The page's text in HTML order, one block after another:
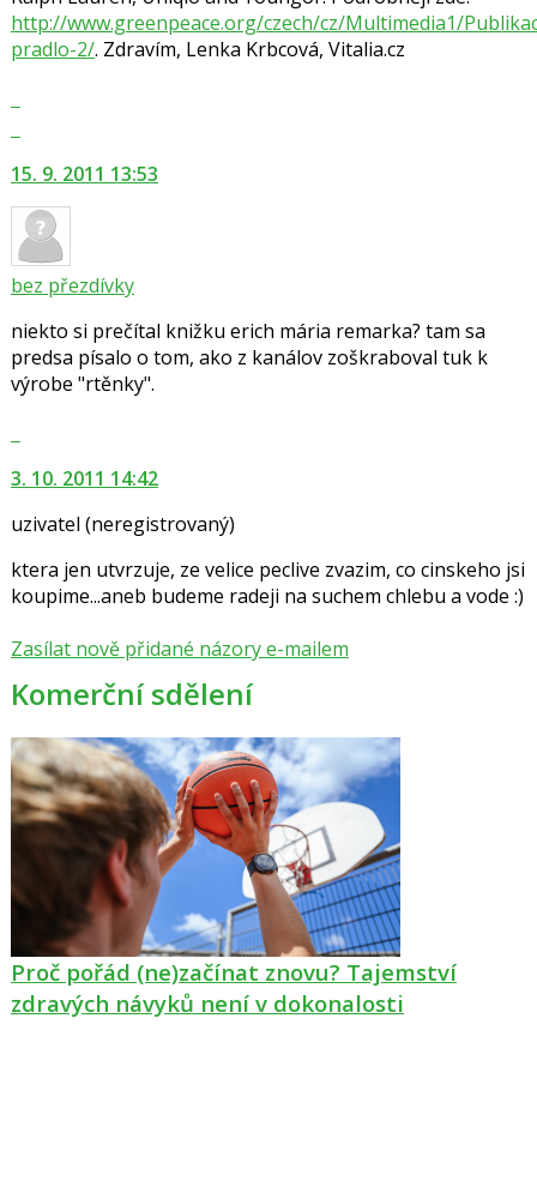
předchozí
nový
http://www.greenpeace.org/czech/cz/Multimedia1/
pradlo-2/. Zdravím, Lenka Krbcová, Vitalia.cz
další
nový
názor.
K
navigaci
použít
i
klávesy
následující
a
P
předchozí
nový
15. 9. 2011 13:53
bez přezdívky
niekto si prečítal knižku erich mária remarka? tam sa
predsa písalo o tom, ako z kanálov zoškraboval tuk k
výrobe "rtěnky".
další
názor.
K
navigaci
lze
použít
i
klávesy
pro
následující
a
P
pro
předchozí
nový
názor
3. 10. 2011 14:42
uzivatel (neregistrovaný)
ktera jen utvrzuje, ze velice peclive zvazim, co cinskeho jsi
koupime...aneb budeme radeji na suchem chlebu a vode :)
Zasílat nově přidané názory e-mailem
Komerční sdělení
Proč pořád (ne)začínat znovu? Tajemství
zdravých návyků není v dokonalosti